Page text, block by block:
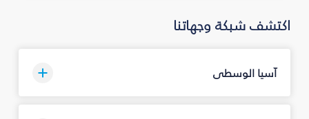
اكتشف شبكة وجهاتنا
آسيا الوسطى